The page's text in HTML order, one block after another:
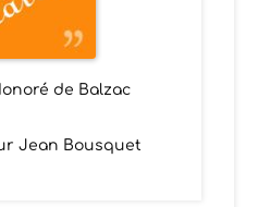
de Balzac
Jean Bousquet